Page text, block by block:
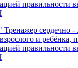
сердечно -
и ребёнка,
правильности